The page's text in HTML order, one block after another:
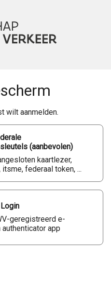
wilt aanmelden.
(aanbevolen)
kaartlezer,
federaal token, ...
geregistreerd e-
app